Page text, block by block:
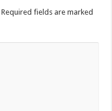
Required fields are marked